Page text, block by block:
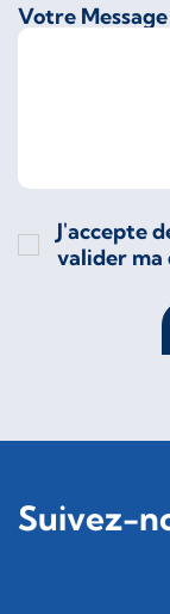
Votre Message
J'accepte
valider ma
Suivez-